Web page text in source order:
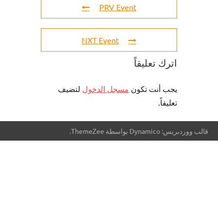
PRV Event
NXT Event
اترك تعليقاً
يجب أنت تكون مسجل الدخول لتضيف
تعليقاً.
قالب ووردبريس: Dynamico بواسطة ThemeZee.